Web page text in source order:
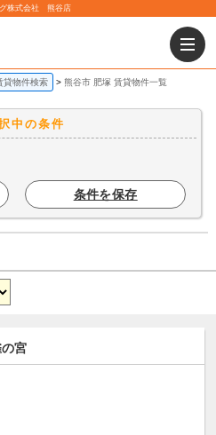
グ株式会社 熊谷店
貸物件検索 熊谷市 肥塚 賃貸物件一覧
中の条件
条件を保存
宮